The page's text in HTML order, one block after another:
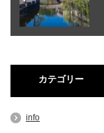
カテゴリー
info